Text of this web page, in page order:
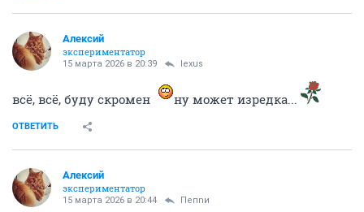
Алексий
экспериментатор
15 марта 2026 в 20:39 lexus
всё, всё, буду скромен ну может изредка...
ОТВЕТИТЬ
Алексий
экспериментатор
15 марта 2026 в 20:44 Пепnи